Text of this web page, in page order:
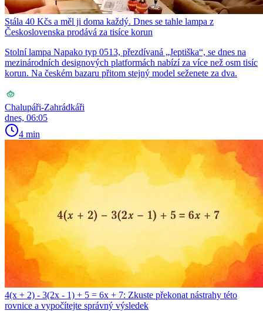
Stála 40 Kčs a měl ji doma každý. Dnes se tahle lampa z
Československa prodává za tisíce korun
Stolní lampa Napako typ 0513, přezdívaná „Jeptiška“, se dnes na
mezinárodních designových platformách nabízí za více než osm tisíc
korun. Na českém bazaru přitom stejný model seženete za dva.
Chalupáři-Zahrádkáři
dnes, 06:05
4 min
4(x + 2) - 3(2x - 1) + 5 = 6x + 7: Zkuste překonat nástrahy této
rovnice a vypočítejte správný výsledek